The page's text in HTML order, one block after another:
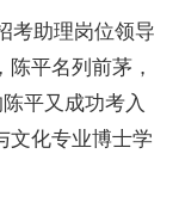
助理岗位领导
平名列前茅，
平又成功考入
文化专业博士学